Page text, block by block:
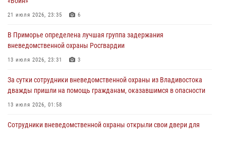
В Международный День тигра на открытии III семейных
службе
27 июля 2026, 02:30
21 июля 2026, 23:35 6
В Приморье определена лучшая группа задержания
вневедомственной охраны Росгвардии
13 июля 2026, 23:31 3
За сутки сотрудники вневедомственной охраны из Владивостока
дважды пришли на помощь гражданам, оказавшимся в опасности
13 июля 2026, 01:58
Сотрудники вневедомственной охраны открыли свои двери для